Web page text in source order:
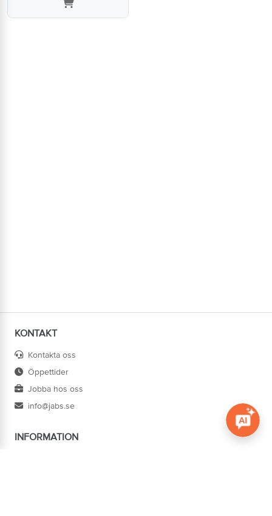
KONTAKT
Kontakta oss
Öppettider
Jobba hos oss
info@jabs.se
INFORMATION